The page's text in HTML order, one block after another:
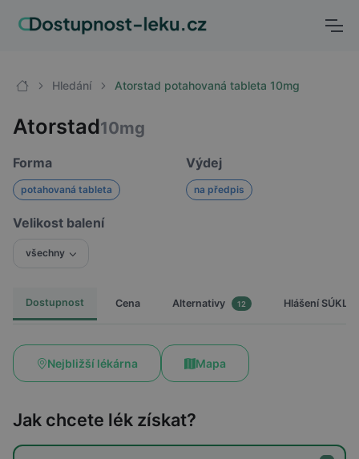
Hledání Atorstad potahovaná tableta 10mg
Atorstad10mg
Forma
potahovaná tableta
Výdej
na předpis
Velikost balení
všechny
Dostupnost Cena Alternativy 12 Hlášení SÚKL
Nejbližší lékárna Mapa
Jak chcete lék získat?